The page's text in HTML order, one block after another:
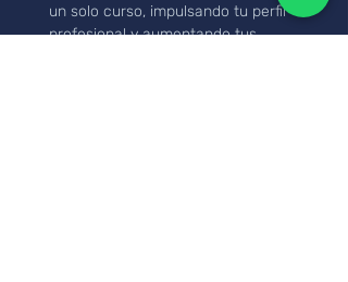
un solo curso, impulsando tu perfil
profesional y aumentando tus